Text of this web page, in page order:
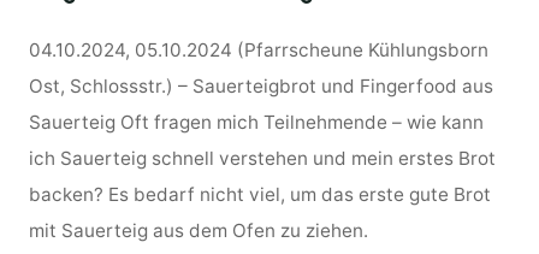
04.10.2024, 05.10.2024 (Pfarrscheune Kühlungsborn
Ost, Schlossstr.) – Sauerteigbrot und Fingerfood aus
Sauerteig Oft fragen mich Teilnehmende – wie kann
ich Sauerteig schnell verstehen und mein erstes Brot
backen? Es bedarf nicht viel, um das erste gute Brot
mit Sauerteig aus dem Ofen zu ziehen.